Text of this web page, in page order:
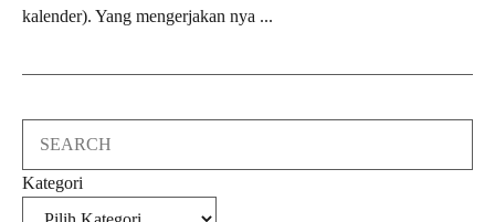
kalender). Yang mengerjakan nya ...
Kategori